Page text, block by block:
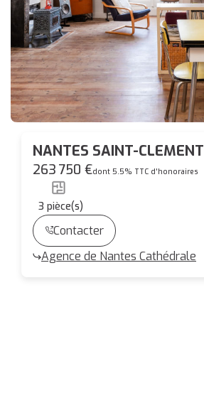
NANTES SAINT-CLEMENT A VENDRE
CHARMANT ET SPACIEUX TYPE 3 DE
CARACTERE
263 750 €dont 5.5% TTC d'honoraires
3 pièce(s)
Contacter
Agence de Nantes Cathédrale